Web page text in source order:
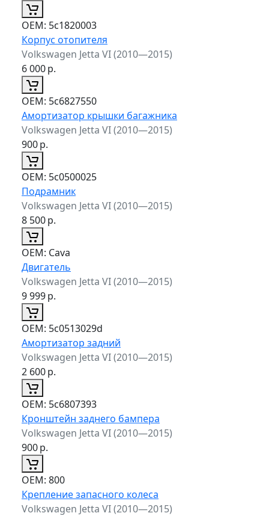
ОЕМ: 5c1820003
Корпус отопителя
Volkswagen Jetta VI (2010—2015)
6 000р.
ОЕМ: 5c6827550
Амортизатор крышки багажника
Volkswagen Jetta VI (2010—2015)
900р.
ОЕМ: 5c0500025
Подрамник
Volkswagen Jetta VI (2010—2015)
8 500р.
ОЕМ: Cava
Двигатель
Volkswagen Jetta VI (2010—2015)
9 999р.
ОЕМ: 5c0513029d
Амортизатор задний
Volkswagen Jetta VI (2010—2015)
2 600р.
ОЕМ: 5c6807393
Кронштейн заднего бампера
Volkswagen Jetta VI (2010—2015)
900р.
ОЕМ: 800
Крепление запасного колеса
Volkswagen Jetta VI (2010—2015)